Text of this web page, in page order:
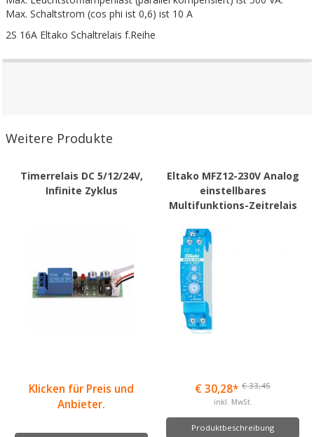
Max. Schaltstrom (cos phi ist 0,6) ist 10 A
2S 16A Eltako Schaltrelais f.Reihe
Weitere Produkte
Timerrelais DC 5/12/24V,
Infinite Zyklus
Klicken für Preis und
Anbieter.
Eltako MFZ12-230V Analog
einstellbares
Multifunktions-Zeitrelais
€ 30,28* € 33,45
inkl. MwSt.
Produktbeschreibung